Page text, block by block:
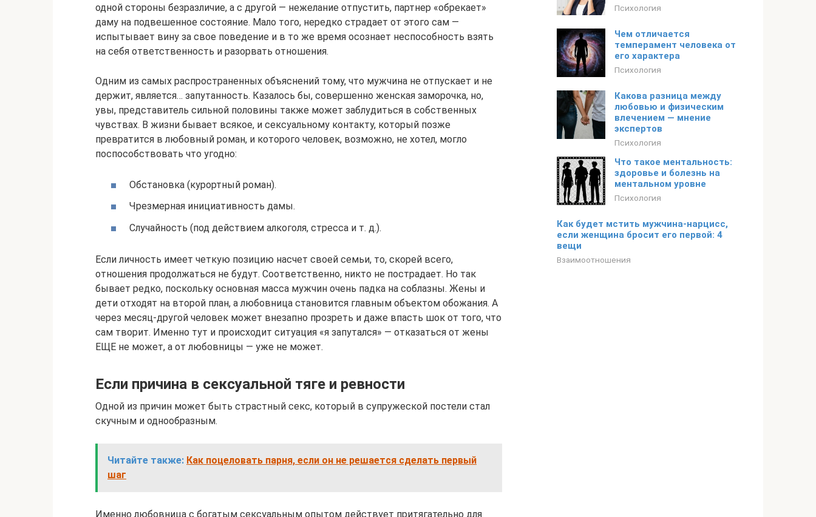
одной стороны безразличие, а с другой — нежелание отпустить, партнер «обрекает»
даму на подвешенное состояние. Мало того, нередко страдает от этого сам —
испытывает вину за свое поведение и в то же время осознает неспособность взять
на себя ответственность и разорвать отношения.
Одним из самых распространенных объяснений тому, что мужчина не отпускает и не
держит, является… запутанность. Казалось бы, совершенно женская заморочка, но,
увы, представитель сильной половины также может заблудиться в собственных
чувствах. В жизни бывает всякое, и сексуальному контакту, который позже
превратится в любовный роман, и которого человек, возможно, не хотел, могло
поспособствовать что угодно:
Обстановка (курортный роман).
Чрезмерная инициативность дамы.
Случайность (под действием алкоголя, стресса и т. д.).
Если личность имеет четкую позицию насчет своей семьи, то, скорей всего,
отношения продолжаться не будут. Соответственно, никто не пострадает. Но так
бывает редко, поскольку основная масса мужчин очень падка на соблазны. Жены и
дети отходят на второй план, а любовница становится главным объектом обожания. А
через месяц-другой человек может внезапно прозреть и даже впасть шок от того, что
сам творит. Именно тут и происходит ситуация «я запутался» — отказаться от жены
ЕЩЕ не может, а от любовницы — уже не может.
Если причина в сексуальной тяге и ревности
Одной из причин может быть страстный секс, который в супружеской постели стал
скучным и однообразным.
Читайте также: Как поцеловать парня, если он не решается сделать первый
шаг
Именно любовница с богатым сексуальным опытом действует притягательно для
Психология
Чем отличается
темперамент человека от
его характера
Психология
Какова разница между
любовью и физическим
влечением — мнение
экспертов
Психология
Что такое ментальность:
здоровье и болезнь на
ментальном уровне
Психология
Как будет мстить мужчина-нарцисс,
если женщина бросит его первой: 4
вещи
Взаимоотношения